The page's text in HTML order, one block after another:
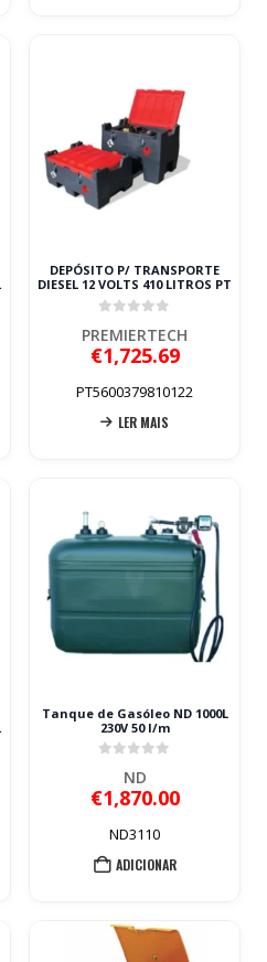
DEPÓSITO P/ TRANSPORTE
DIESEL 12 VOLTS 410 LITROS PT
PREMIERTECH
€1,725.69
PT5600379810122
LER MAIS
Tanque de Gasóleo ND 1000L
230V 50 l/m
ND
€1,870.00
ND3110
ADICIONAR